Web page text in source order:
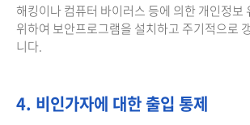
해킹이나 컴퓨터 바이러스 등에 의한 개인정보
위하여 보안프로그램을 설치하고 주기적으로
니다.
4. 비인가자에 대한 출입 통제